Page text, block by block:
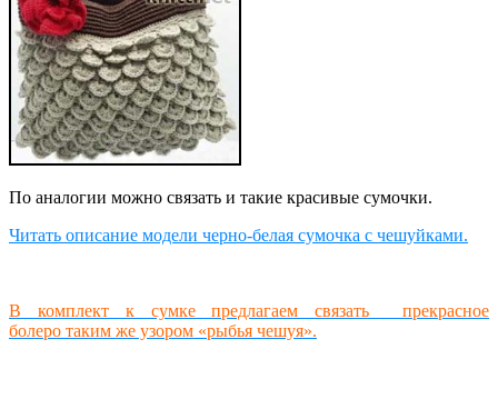
По аналогии можно связать и такие красивые сумочки.
Читать описание модели черно-белая сумочка с чешуйками.
В комплект к сумке предлагаем связать прекрасное
болеро таким же узором «рыбья чешуя».